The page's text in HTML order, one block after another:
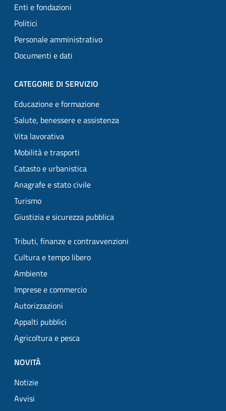
Enti e fondazioni
Politici
Personale amministrativo
Documenti e dati
CATEGORIE DI SERVIZIO
Educazione e formazione
Salute, benessere e assistenza
Vita lavorativa
Mobilità e trasporti
Catasto e urbanistica
Anagrafe e stato civile
Turismo
Giustizia e sicurezza pubblica
Tributi, finanze e contravvenzioni
Cultura e tempo libero
Ambiente
Imprese e commercio
Autorizzazioni
Appalti pubblici
Agricoltura e pesca
NOVITÀ
Notizie
Avvisi